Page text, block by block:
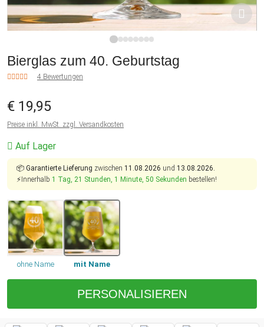
Bierglas zum 40. Geburtstag
4 Bewertungen
€ 19,95
Preise inkl. MwSt. zzgl. Versandkosten
Auf Lager
📦 Garantierte Lieferung zwischen 11.08.2026 und 13.08.2026.
⚡Innerhalb 1 Tag, 21 Stunden, 1 Minute, 49 Sekunden bestellen!
ohne Name mit Name
PERSONALISIEREN